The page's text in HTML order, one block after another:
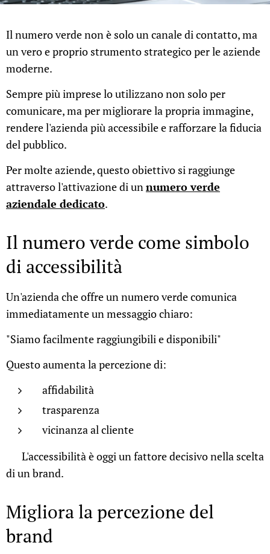
Il numero verde non è solo un canale di contatto, ma
un vero e proprio strumento strategico per le aziende
moderne.
Sempre più imprese lo utilizzano non solo per
comunicare, ma per migliorare la propria immagine,
rendere l'azienda più accessibile e rafforzare la fiducia
del pubblico.
Per molte aziende, questo obiettivo si raggiunge
attraverso l'attivazione di unnumero verde
aziendale dedicato.
Il numero verde come simbolo
di accessibilità
Un'azienda che offre un numero verde comunica
immediatamente un messaggio chiaro:
"Siamo facilmente raggiungibili e disponibili"
Questo aumenta la percezione di:
affidabilità
trasparenza
vicinanza al cliente
📍 L'accessibilità è oggi un fattore decisivo nella scelta
di un brand.
Migliora la percezione del
brand